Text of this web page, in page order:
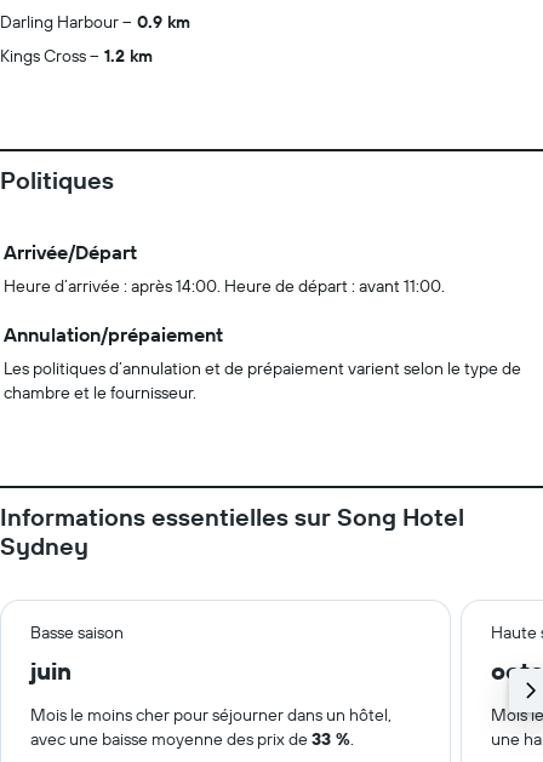
Darling Harbour
0.9 km
Kings Cross
1.2 km
Politiques
Arrivée/Départ
Heure d’arrivée : après 14:00. Heure de départ : avant 11:00.
Annulation/prépaiement
Les politiques d’annulation et de prépaiement varient selon le type de
chambre et le fournisseur.
Informations essentielles sur Song Hotel
Sydney
Basse saison Haute
juin
Mois le moins cher pour séjourner dans un hôtel,
avec une baisse moyenne des prix de33 %.
Mois
une